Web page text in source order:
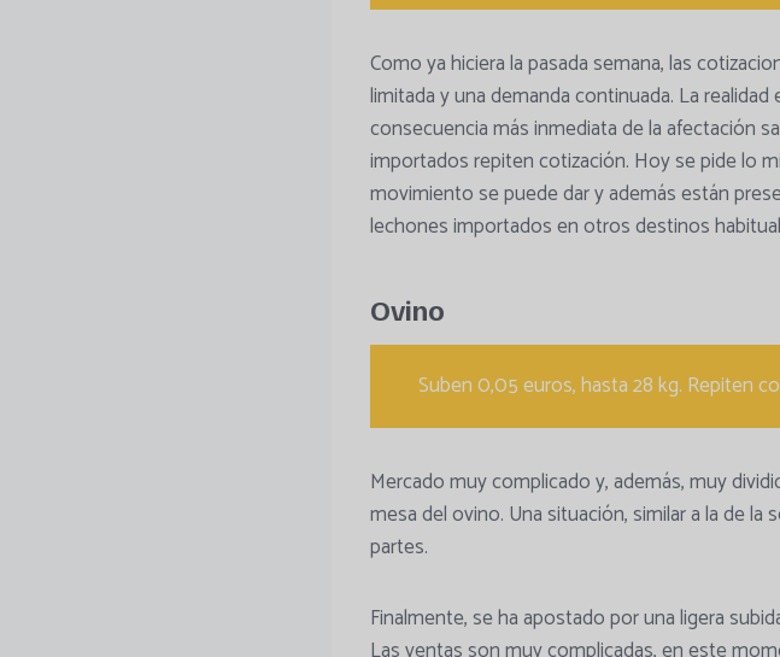
Como ya hiciera la pasada semana, las
limitada y una demanda continuada. La
consecuencia más inmediata de la afectación
importados repiten cotización. Hoy se pide lo
movimiento se puede dar y además están
lechones importados en otros destinos
Ovino
Suben 0,05 euros, hasta 28 kg. Repiten
Mercado muy complicado y, además, muy
mesa del ovino. Una situación, similar a la de
partes.
Finalmente, se ha apostado por una ligera